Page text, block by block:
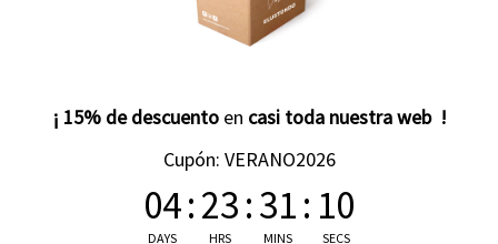
¡ 15% de descuento en casi toda nuestra web !
Cupón: VERANO2026
04
DAYS
:23
HRS
:31
MINS
: 10
SECS